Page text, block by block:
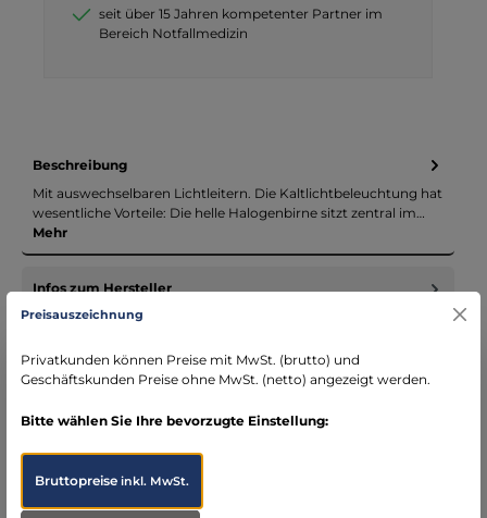
seit über 15 Jahren kompetenter Partner im
Bereich Notfallmedizin
Beschreibung
Mit auswechselbaren Lichtleitern. Die Kaltlichtbeleuchtung hat
wesentliche Vorteile: Die helle Halogenbirne sitzt zentral im…
Mehr
Infos zum Hersteller
Folgende Infos zum Hersteller sind verfübar...
Bewertungen
Preisauszeichnung
Privatkunden können Preise mit MwSt. (brutto) und
Geschäftskunden Preise ohne MwSt. (netto) angezeigt werden.
Bitte wählen Sie Ihre bevorzugte Einstellung:
Bruttopreiseinkl. MwSt.